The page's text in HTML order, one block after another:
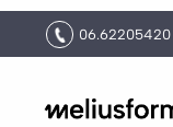
06.62205420